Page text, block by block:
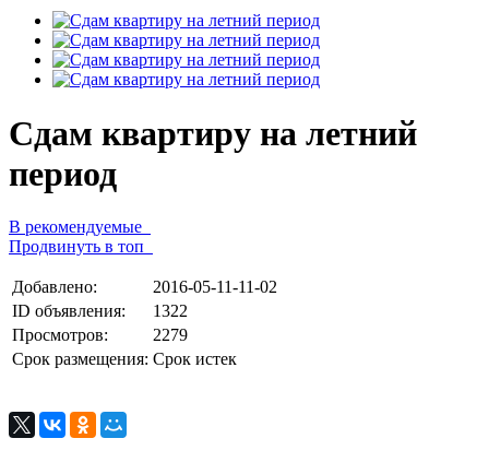
Сдам квартиру на летний
период
В рекомендуемые
Продвинуть в топ
Добавлено:
2016-05-11-11-02
ID объявления:
1322
Просмотров:
2279
Срок размещения: Срок истек